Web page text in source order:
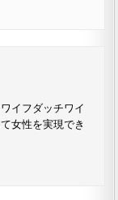
イフダッチワイ
女性を実現でき